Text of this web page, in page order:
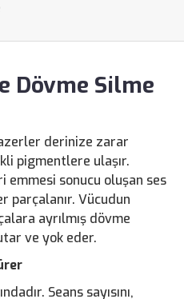
Dövme Silme
derinize zarar
pigmentlere ulaşır.
sonucu oluşan ses
parçalanır. Vücudun
ayrılmış dövme
ve yok eder.
Seans sayısını,